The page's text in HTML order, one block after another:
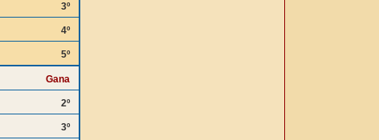
3º
4º
5º
Gana
2º
3º